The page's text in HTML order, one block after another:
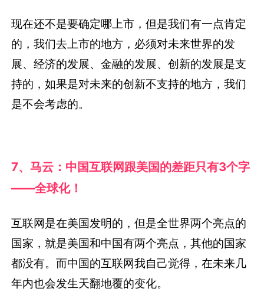
现在还不是要确定哪上市，但是我们有一点肯定
的，我们去上市的地方，必须对未来世界的发
展、经济的发展、金融的发展、创新的发展是支
持的，如果是对未来的创新不支持的地方，我们
是不会考虑的。
7、马云：中国互联网跟美国的差距只有3个字
——全球化！
互联网是在美国发明的，但是全世界两个亮点的
国家，就是美国和中国有两个亮点，其他的国家
都没有。而中国的互联网我自己觉得，在未来几
年内也会发生天翻地覆的变化。